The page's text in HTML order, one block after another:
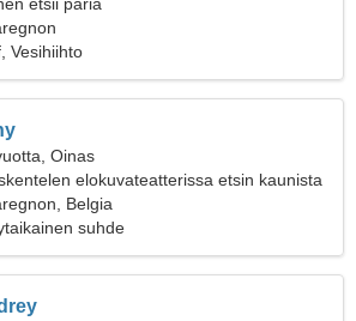
Vesihiihto
Oinas
elokuvateatterissa etsin kaunista
Belgia
suhde